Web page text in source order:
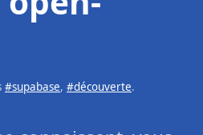
#supabase, #découverte.